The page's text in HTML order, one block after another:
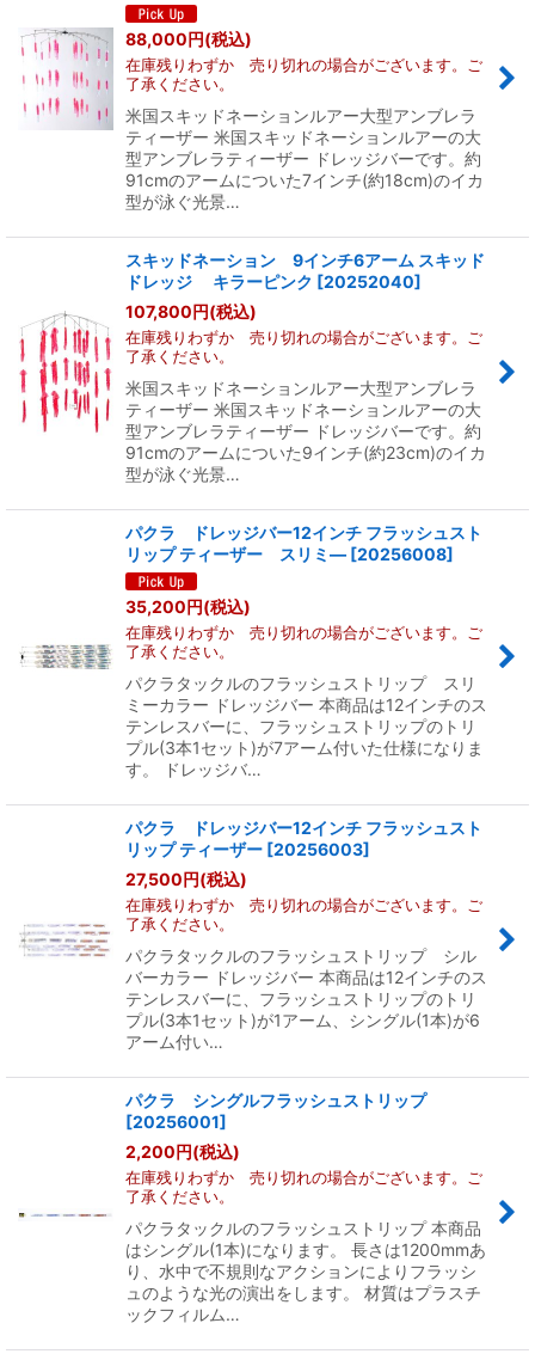
88,000円(税込)
在庫残りわずか 売り切れの場合がございます。ご
了承ください。
米国スキッドネーションルアー大型アンブレラ
ティーザー 米国スキッドネーションルアーの大
型アンブレラティーザー ドレッジバーです。約
91cmのアームについた7インチ(約18cm)のイカ
型が泳ぐ光景…
スキッドネーション 9インチ6アーム スキッド
ドレッジ キラーピンク [20252040]
107,800円(税込)
在庫残りわずか 売り切れの場合がございます。ご
了承ください。
米国スキッドネーションルアー大型アンブレラ
ティーザー 米国スキッドネーションルアーの大
型アンブレラティーザー ドレッジバーです。約
91cmのアームについた9インチ(約23cm)のイカ
型が泳ぐ光景…
パクラ ドレッジバー12インチ フラッシュスト
リップ ティーザー スリミ― [20256008]
35,200円(税込)
在庫残りわずか 売り切れの場合がございます。ご
了承ください。
パクラタックルのフラッシュストリップ スリ
ミーカラー ドレッジバー 本商品は12インチのス
テンレスバーに、フラッシュストリップのトリ
プル(3本1セット)が7アーム付いた仕様になりま
す。 ドレッジバ…
パクラ ドレッジバー12インチ フラッシュスト
リップ ティーザー [20256003]
27,500円(税込)
在庫残りわずか 売り切れの場合がございます。ご
了承ください。
パクラタックルのフラッシュストリップ シル
バーカラー ドレッジバー 本商品は12インチのス
テンレスバーに、フラッシュストリップのトリ
プル(3本1セット)が1アーム、シングル(1本)が6
アーム付い…
パクラ シングルフラッシュストリップ
[20256001]
2,200円(税込)
在庫残りわずか 売り切れの場合がございます。ご
了承ください。
パクラタックルのフラッシュストリップ 本商品
はシングル(1本)になります。 長さは1200mmあ
り、水中で不規則なアクションによりフラッシ
ュのような光の演出をします。 材質はプラスチ
ックフィルム…